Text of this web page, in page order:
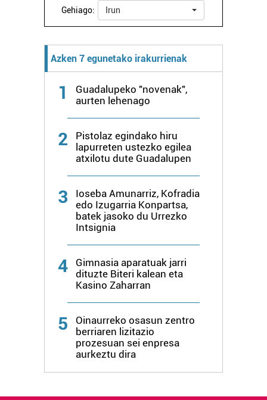
Gehiago: Irun
Azken 7 egunetako irakurrienak
1
Guadalupeko "novenak",
aurten lehenago
2
Pistolaz egindako hiru
lapurreten ustezko egilea
atxilotu dute Guadalupen
3
Ioseba Amunarriz, Kofradia
edo Izugarria Konpartsa,
batek jasoko du Urrezko
Intsignia
4
Gimnasia aparatuak jarri
dituzte Biteri kalean eta
Kasino Zaharran
5
Oinaurreko osasun zentro
berriaren lizitazio
prozesuan sei enpresa
aurkeztu dira